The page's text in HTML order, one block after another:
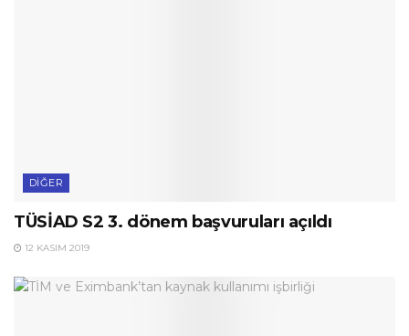
DIĞER
TÜSİAD S2 3. dönem başvuruları açıldı
12 KASIM 2019